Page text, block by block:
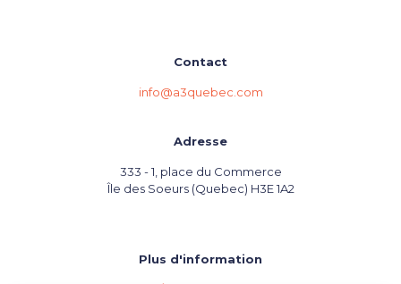
Contact
info@a3quebec.com
Adresse
333 - 1, place du Commerce
Île des Soeurs (Quebec) H3E 1A2
Plus d'information